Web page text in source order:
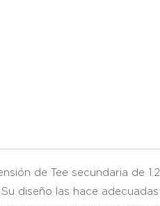
de Tee secundaria de
diseño las hace